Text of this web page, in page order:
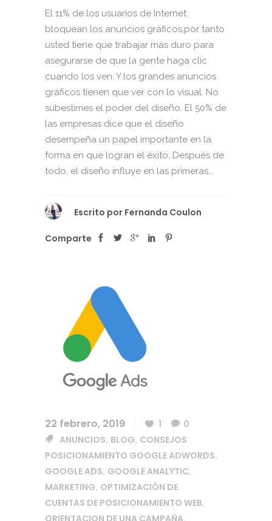
El 11% de los usuarios de Internet
bloquean los anuncios gráficos,por tanto
usted tiene que trabajar más duro para
asegurarse de que la gente haga clic
cuando los ven. Y los grandes anuncios
gráficos tienen que ver con lo visual. No
subestimes el poder del diseño. El 50% de
las empresas dice que el diseño
desempeña un papel importante en la
forma en que logran el éxito. Después de
todo, el diseño influye en las primeras...
Escrito por Fernanda Coulon
Comparte
22 febrero, 2019 1
0
ANUNCIOS, BLOG, CONSEJOS
POSICIONAMIENTO GOOGLE ADWORDS,
GOOGLE ADS, GOOGLE ANALYTIC,
MARKETING, OPTIMIZACIÓN DE
CUENTAS DE POSICIONAMIENTO WEB,
ORIENTACION DE UNA CAMPAÑA,